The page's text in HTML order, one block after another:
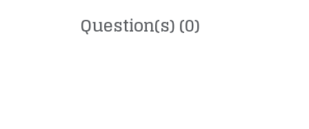
Question(s)(0)